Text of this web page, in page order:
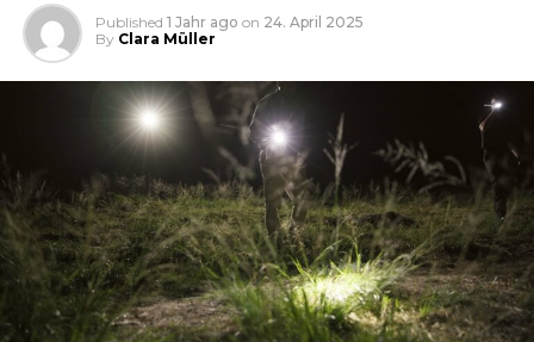
Published 1 Jahr ago on 24. April 2025
By Clara Müller